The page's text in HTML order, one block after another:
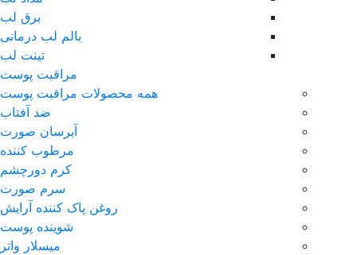
برق لب
بالم لب درمانی
تینت لب
مراقبت پوست
همه محصولات مراقبت پوست
ضد آفتاب
آبرسان صورت
مرطوب کننده
کرم دورچشم
سرم صورت
روغن پاک کننده آرایش
شوینده پوست
میسلار واتر